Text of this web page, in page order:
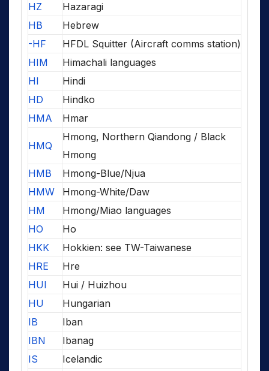
HZ
Hazaragi
HB
Hebrew
-HF
HFDL Squitter (Aircraft comms station)
HIM
Himachali languages
HI
Hindi
HD
Hindko
HMA
Hmar
HMQ
Hmong, Northern Qiandong / Black
Hmong
HMB
Hmong-Blue/Njua
HMW
Hmong-White/Daw
HM
Hmong/Miao languages
HO
Ho
HKK
Hokkien: see TW-Taiwanese
HRE
Hre
HUI
Hui / Huizhou
HU
Hungarian
IB
Iban
IBN
Ibanag
IS
Icelandic